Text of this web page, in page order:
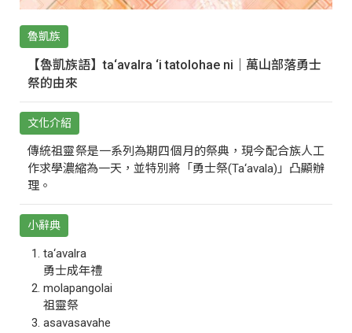
魯凱族
【魯凱族語】ta‘avalra ‘i tatolohae ni｜萬山部落勇士
祭的由來
文化介紹
傳統祖靈祭是一系列為期四個月的祭典，現今配合族人工
作求學濃縮為一天，並特別將「勇士祭(Ta‘avala)」凸顯辦
理。
小辭典
ta‘avalra
勇士成年禮
molapangolai
祖靈祭
asavasavahe